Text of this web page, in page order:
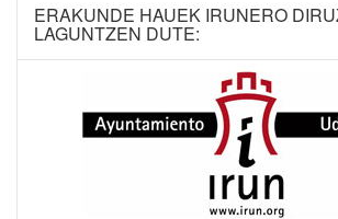
ERAKUNDE HAUEK IRUNERO
LAGUNTZEN DUTE: